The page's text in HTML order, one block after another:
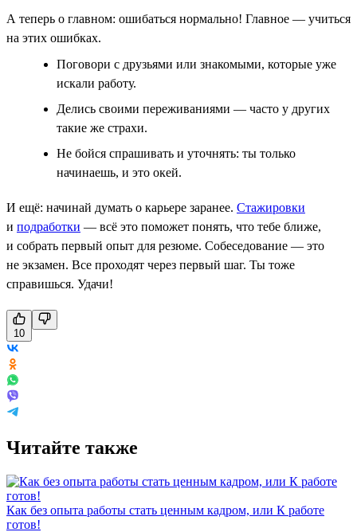
А теперь о главном: ошибаться нормально! Главное — учиться
на этих ошибках.
Поговори с друзьями или знакомыми, которые уже
искали работу.
Делись своими переживаниями — часто у других
такие же страхи.
Не бойся спрашивать и уточнять: ты только
начинаешь, и это окей.
И ещё: начинай думать о карьере заранее. Стажировки
и подработки — всё это поможет понять, что тебе ближе,
и собрать первый опыт для резюме. Собеседование — это
не экзамен. Все проходят через первый шаг. Ты тоже
справишься. Удачи!
10
Читайте также
Как без опыта работы стать ценным кадром, или К работе
готов!